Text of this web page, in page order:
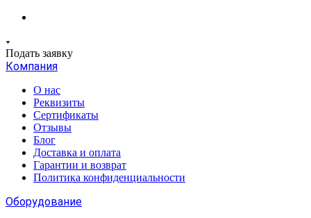
Подать заявку
Компания
О нас
Реквизиты
Сертификаты
Отзывы
Блог
Доставка и оплата
Гарантии и возврат
Политика конфиденциальности
Оборудование